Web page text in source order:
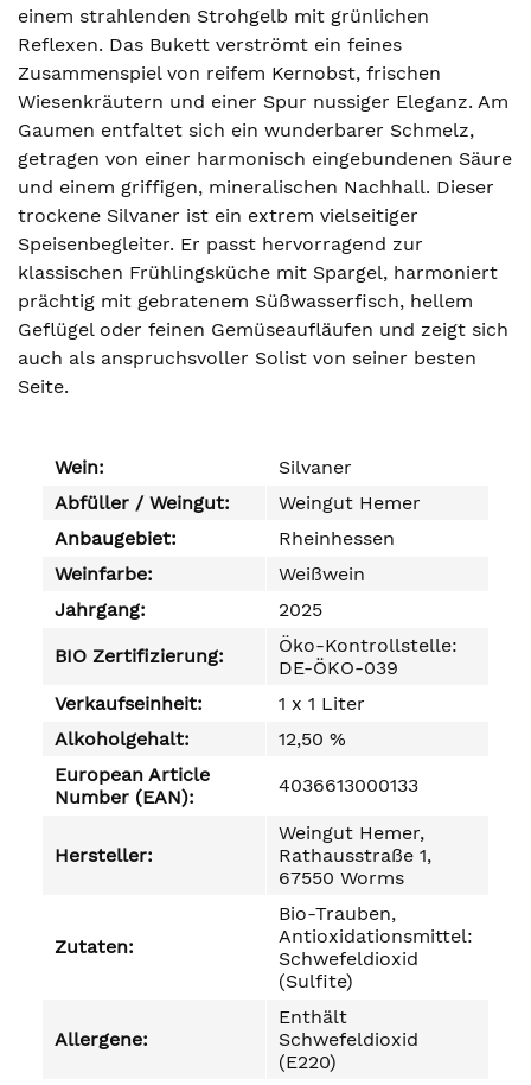
einem strahlenden Strohgelb mit grünlichen
Reflexen. Das Bukett verströmt ein feines
Zusammenspiel von reifem Kernobst, frischen
Wiesenkräutern und einer Spur nussiger Eleganz. Am
Gaumen entfaltet sich ein wunderbarer Schmelz,
getragen von einer harmonisch eingebundenen Säure
und einem griffigen, mineralischen Nachhall. Dieser
trockene Silvaner ist ein extrem vielseitiger
Speisenbegleiter. Er passt hervorragend zur
klassischen Frühlingsküche mit Spargel, harmoniert
prächtig mit gebratenem Süßwasserfisch, hellem
Geflügel oder feinen Gemüseaufläufen und zeigt sich
auch als anspruchsvoller Solist von seiner besten
Seite.
Wein:
Silvaner
Abfüller / Weingut:
Weingut Hemer
Anbaugebiet:
Rheinhessen
Weinfarbe:
Weißwein
Jahrgang:
2025
BIO Zertifizierung:
Öko-Kontrollstelle:
DE-ÖKO-039
Verkaufseinheit:
1 x 1 Liter
Alkoholgehalt:
12,50 %
European Article
Number (EAN):
4036613000133
Hersteller:
Weingut Hemer,
Rathausstraße 1,
67550 Worms
Zutaten:
Bio-Trauben,
Antioxidationsmittel:
Schwefeldioxid
(Sulfite)
Allergene:
Enthält
Schwefeldioxid
(E220)